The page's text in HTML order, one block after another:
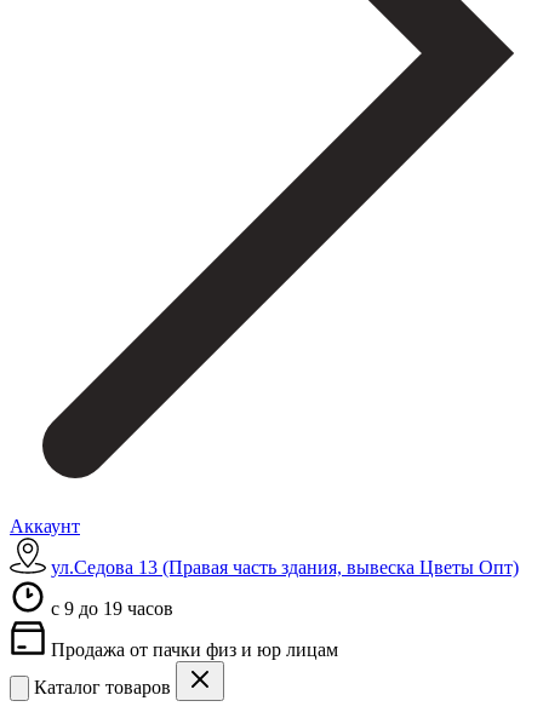
Аккаунт
ул.Седова 13 (Правая часть здания, вывеска Цветы Опт)
c 9 до 19 часов
Продажа от пачки физ и юр лицам
Каталог товаров